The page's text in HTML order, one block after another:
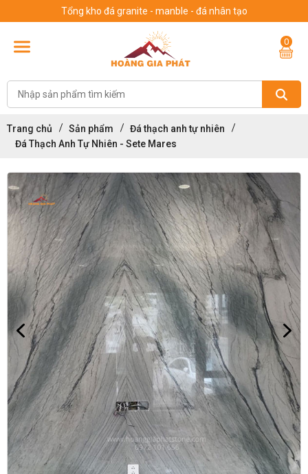
Tổng kho đá granite - manble - đá nhân tạo
0
Trang chủ Sản phẩm
Đá thạch anh tự nhiên
Đá Thạch Anh Tự Nhiên - Sete Mares